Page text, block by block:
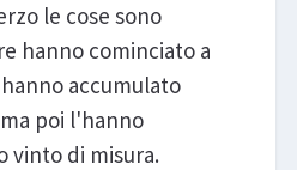
le cose sono
hanno cominciato a
accumulato
poi l'hanno
vinto di misura.